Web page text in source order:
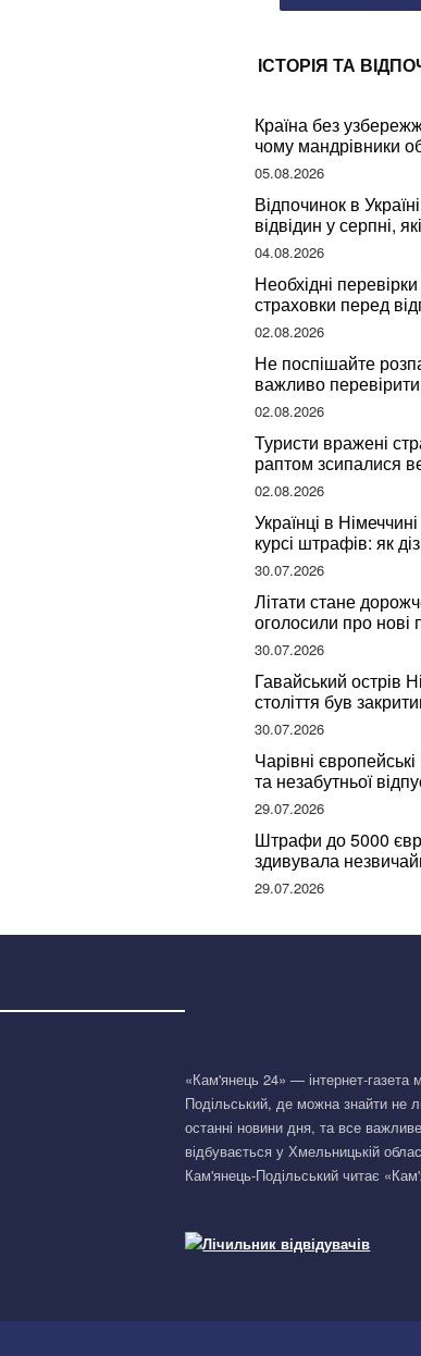
ІСТОРІЯ ТА
Країна без
чому мандрівники
відпочинок
05.08.2026
Відпочинок в
відвідин у серпні,
закордонні враження
04.08.2026
Необхідні
страховки перед
подорож
02.08.2026
Не поспішайте
важливо перевірити
за словами
02.08.2026
Туристи вражені
раптом зсипалися
02.08.2026
Українці в
курсі штрафів: як
борги
30.07.2026
Літати стане
оголосили про
вибору місць
30.07.2026
Гавайський острів
століття був
починає приймати
30.07.2026
Чарівні
та незабутньої
29.07.2026
Штрафи до 5000
здивувала
Німеччині та
29.07.2026
«Кам'янець 24» — інтернет-газета
Подільський, де можна знайти не
останні новини дня, та все
відбувається у Хмельницькій
Кам'янець-Подільський читає